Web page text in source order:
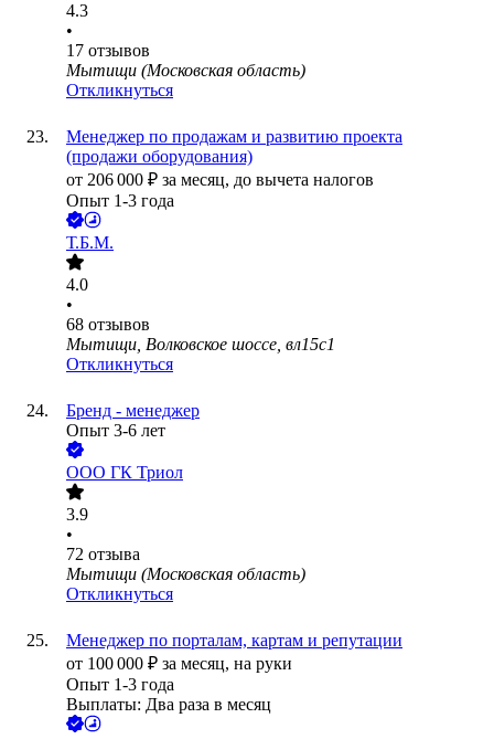
4.3
•
17 отзывов
Мытищи (Московская область)
Откликнуться
Менеджер по продажам и развитию проекта
(продажи оборудования)
от 206 000 ₽ за месяц, до вычета налогов
Опыт 1-3 года
Т.Б.М.
4.0
•
68 отзывов
Мытищи, Волковское шоссе, вл15с1
Откликнуться
Бренд - менеджер
Опыт 3-6 лет
ООО ГК Триол
3.9
•
72 отзыва
Мытищи (Московская область)
Откликнуться
Менеджер по порталам, картам и репутации
от 100 000 ₽ за месяц, на руки
Опыт 1-3 года
Выплаты: Два раза в месяц